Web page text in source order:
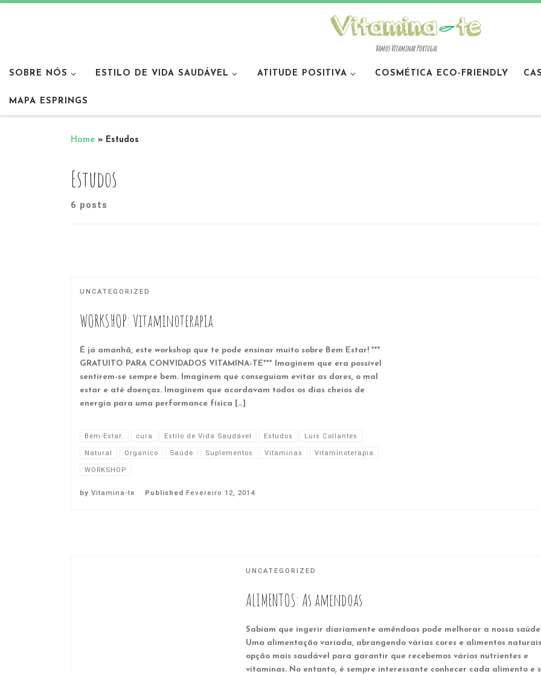
Vamos Vitaminar Portugal
SOBRE NÓS ESTILO DE VIDA SAUDÁVEL ATITUDE POSITIVA COSMÉTICA ECO-FRIENDLY
MAPA ESPRINGS
Home » Estudos
Estudos
6 posts
UNCATEGORIZED
WORKSHOP: Vitaminoterapia
É já amanhã, este workshop que te pode ensinar muito sobre Bem Estar! ***
GRATUITO PARA CONVIDADOS VITAMINA-TE*** Imaginem que era possível
sentirem-se sempre bem. Imaginem que conseguiam evitar as dores, o mal
estar e até doenças. Imaginem que acordavam todos os dias cheios de
energia para uma performance física […]
Bem-Estar. cura Estilo de Vida Saudável Estudos Luis Collantes
Natural Organico Saúde Suplementos Vitaminas Vitaminoterapia
WORKSHOP
by Vitamina-te Published Fevereiro 12, 2014
UNCATEGORIZED
ALIMENTOS: As amendoas
Sabiam que ingerir diariamente amêndoas pode melhorar a nossa
Uma alimentação variada, abrangendo várias cores e alimentos
opção mais saudável para garantir que recebemos vários nutrientes e
vitaminas. No entanto, é sempre interessante conhecer cada alimento e